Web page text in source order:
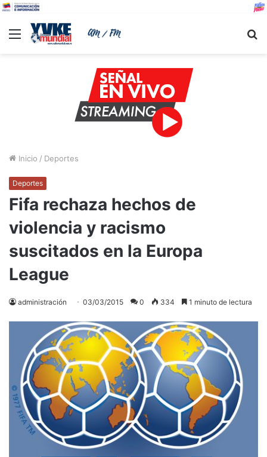
Menu
Inicio / Deportes
Deportes
Fifa rechaza hechos de
violencia y racismo
suscitados en la Europa
League
administración 03/03/2015 0 334 1 minuto de lectura